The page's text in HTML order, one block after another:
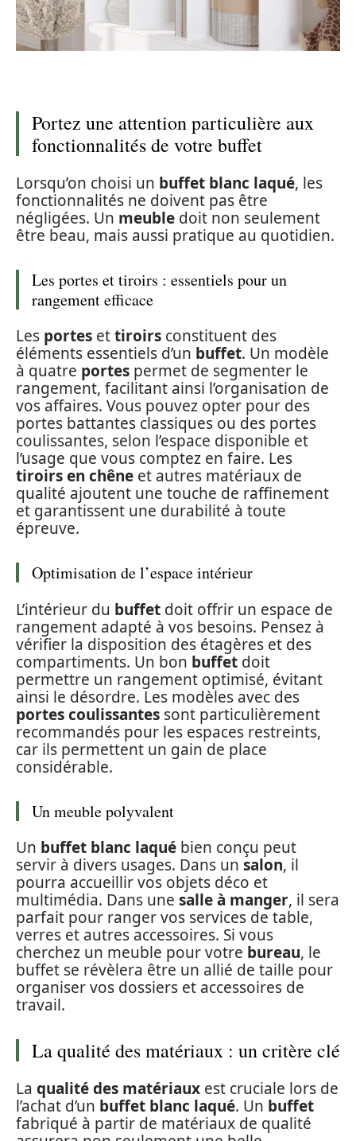
Portez une attention particulière aux
fonctionnalités de votre buffet
Lorsqu’on choisi un buffet blanc laqué, les
fonctionnalités ne doivent pas être
négligées. Un meuble doit non seulement
être beau, mais aussi pratique au quotidien.
Les portes et tiroirs : essentiels pour un
rangement efficace
Les portes ettiroirs constituent des
éléments essentiels d’un buffet. Un modèle
à quatre portes permet de segmenter le
rangement, facilitant ainsi l’organisation de
vos affaires. Vous pouvez opter pour des
portes battantes classiques ou des portes
coulissantes, selon l’espace disponible et
l’usage que vous comptez en faire. Les
tiroirs en chêne et autres matériaux de
qualité ajoutent une touche de raffinement
et garantissent une durabilité à toute
épreuve.
Optimisation de l’espace intérieur
L’intérieur du buffet doit offrir un espace de
rangement adapté à vos besoins. Pensez à
vérifier la disposition des étagères et des
compartiments. Un bon buffet doit
permettre un rangement optimisé, évitant
ainsi le désordre. Les modèles avec des
portes coulissantes sont particulièrement
recommandés pour les espaces restreints,
car ils permettent un gain de place
considérable.
Un meuble polyvalent
Un buffet blanc laqué bien conçu peut
servir à divers usages. Dans un salon, il
pourra accueillir vos objets déco et
multimédia. Dans une salle à manger, il sera
parfait pour ranger vos services de table,
verres et autres accessoires. Si vous
cherchez un meuble pour votre bureau, le
buffet se révèlera être un allié de taille pour
organiser vos dossiers et accessoires de
travail.
La qualité des matériaux : un critère clé
La qualité des matériaux est cruciale lors de
l’achat d’un buffet blanc laqué. Un buffet
fabriqué à partir de matériaux de qualité